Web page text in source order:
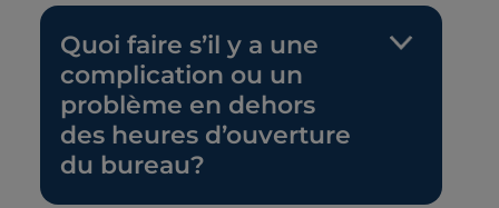
Quoi faire s’il y a une
complication ou un
problème en dehors
des heures d’ouverture
du bureau?